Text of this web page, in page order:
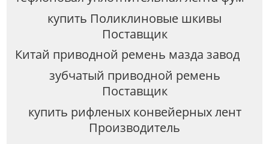
купить Поликлиновые шкивы
Поставщик
Китай приводной ремень мазда завод
зубчатый приводной ремень
Поставщик
купить рифленых конвейерных лент
Производитель